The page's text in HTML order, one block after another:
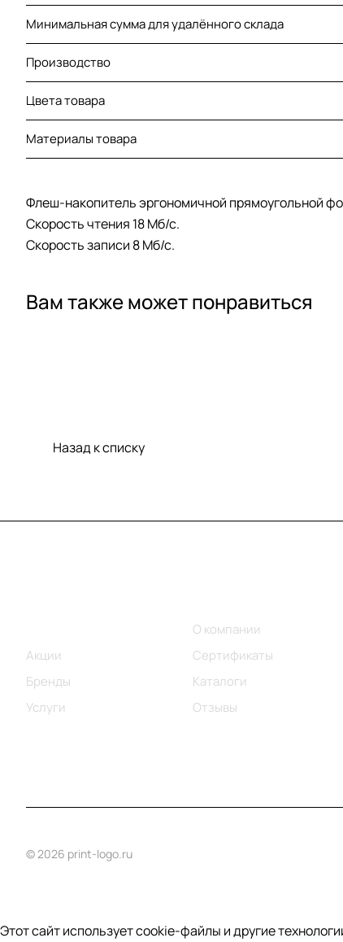
Минимальная сумма для удалённого склада
Производство
Цвета товара
Материалы товара
Флеш-накопитель эргономичной прямоугольной
Cкорость чтения 18 Мб/с.
Скорость записи 8 Мб/с.
Вам также может понравиться
Назад к списку
Акции
Бренды
Услуги
О компании
Сертификаты
Каталоги
Отзывы
© 2026 print-logo.ru
Этот сайт использует cookie-файлы и другие